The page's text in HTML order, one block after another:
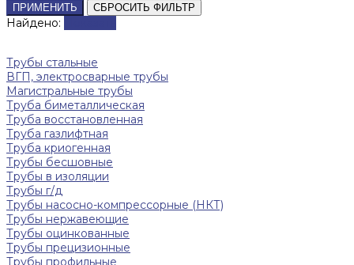
ПРИМЕНИТЬ СБРОСИТЬ ФИЛЬТР
Найдено:
Трубы стальные
ВГП, электросварные трубы
Магистральные трубы
Труба биметаллическая
Труба восстановленная
Труба газлифтная
Труба криогенная
Трубы бесшовные
Трубы в изоляции
Трубы г/д
Трубы насосно-компрессорные (НКТ)
Трубы нержавеющие
Трубы оцинкованные
Трубы прецизионные
Трубы профильные